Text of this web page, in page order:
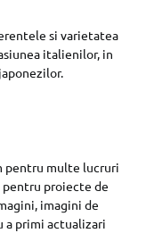
si varietatea
italienilor, in
pentru multe lucruri
proiecte de
imagini de
a primi actualizari